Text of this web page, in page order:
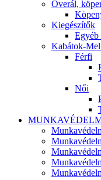
Overál,
Kiegészítők
Egyéb
Kabátok-
Férfi
Női